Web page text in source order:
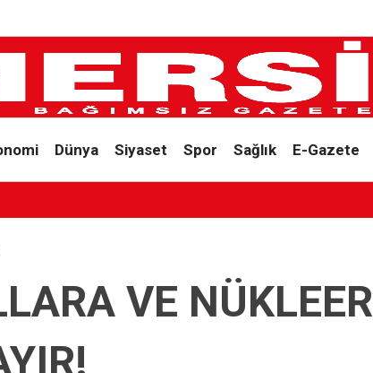
Dünya Siyaset Spor Sağlık E-Gazete
VE NÜKLEER